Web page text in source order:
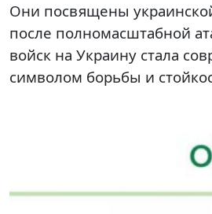
Они посвящены
после полномасштабной
войск на Украину стала
символом борьбы и